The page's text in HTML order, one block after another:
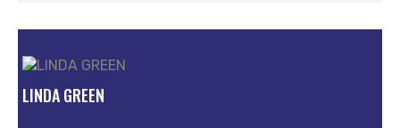
LINDA GREEN